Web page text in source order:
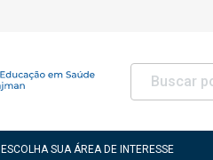
ESCOLHA SUA ÁREA DE INTERESSE